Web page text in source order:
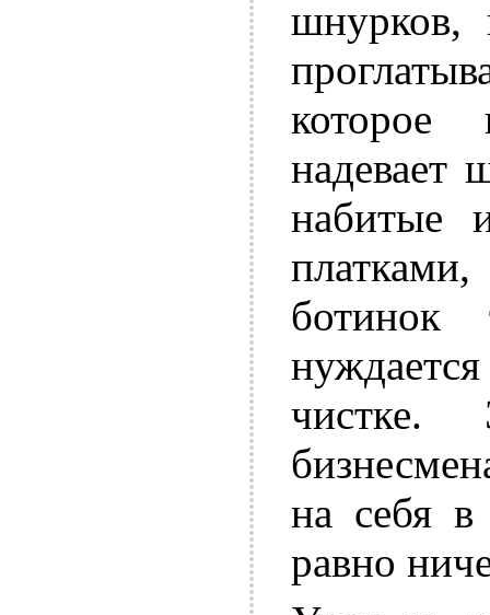
шнурков,
которое
надевает
набитые
ботинок
чистке.
на себя в
равно